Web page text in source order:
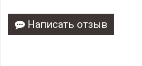
Написать отзыв